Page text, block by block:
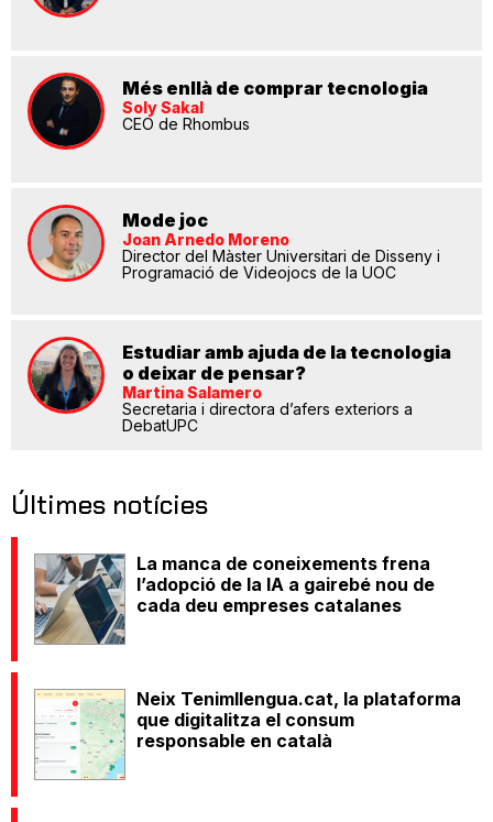
Més enllà de comprar tecnologia
Soly Sakal
CEO de Rhombus
Mode joc
Joan Arnedo Moreno
Director del Màster Universitari de Disseny i
Programació de Videojocs de la UOC
Estudiar amb ajuda de la tecnologia
o deixar de pensar?
Martina Salamero
Secretaria i directora d’afers exteriors a
DebatUPC
Últimes notícies
La manca de coneixements frena
l’adopció de la IA a gairebé nou de
cada deu empreses catalanes
Neix Tenimllengua.cat, la plataforma
que digitalitza el consum
responsable en català